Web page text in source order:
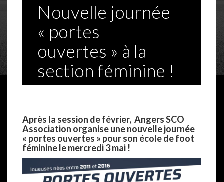
Nouvelle journée
« portes
ouvertes » à la
section féminine !
Après la session de février, Angers SCO
Association organise une nouvelle journée
« portes ouvertes » pour son école de foot
féminine le mercredi 3 mai !